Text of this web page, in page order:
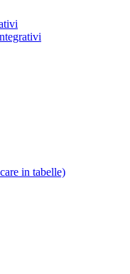
in tabelle)